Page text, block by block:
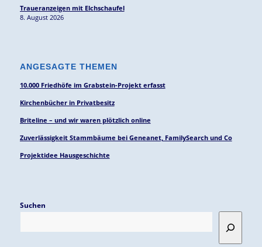
Traueranzeigen mit Elchschaufel
8. August 2026
ANGESAGTE THEMEN
10.000 Friedhöfe im Grabstein-Projekt erfasst
Kirchenbücher in Privatbesitz
Briteline – und wir waren plötzlich online
Zuverlässigkeit Stammbäume bei Geneanet, FamilySearch und Co
Projektidee Hausgeschichte
Suchen